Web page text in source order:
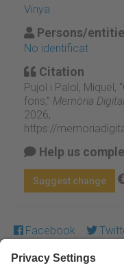
Vinya
Persons/
No identificat
Citation
Pujol i Palol, Miquel,
fons,” Memòria
2026,
https://
Help us
Suggest change
Facebook